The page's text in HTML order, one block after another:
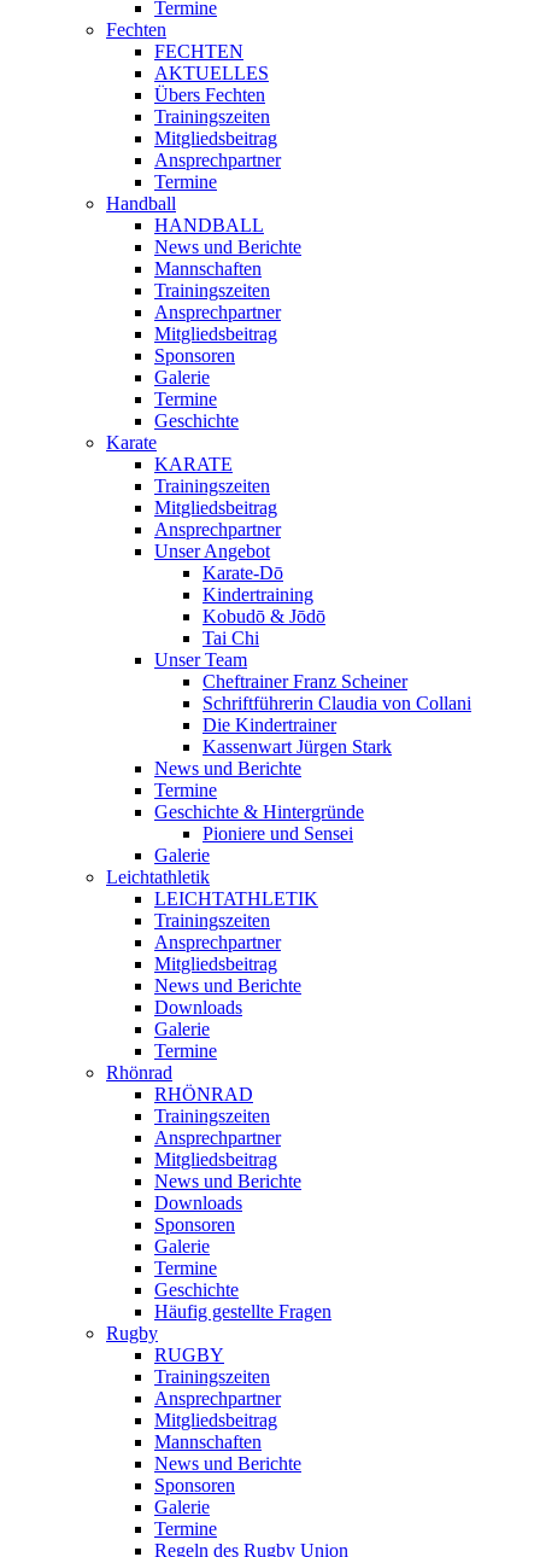
Termine
Fechten
FECHTEN
AKTUELLES
Übers Fechten
Trainingszeiten
Mitgliedsbeitrag
Ansprechpartner
Termine
Handball
HANDBALL
News und Berichte
Mannschaften
Trainingszeiten
Ansprechpartner
Mitgliedsbeitrag
Sponsoren
Galerie
Termine
Geschichte
Karate
KARATE
Trainingszeiten
Mitgliedsbeitrag
Ansprechpartner
Unser Angebot
Karate-Dō
Kindertraining
Kobudō & Jōdō
Tai Chi
Unser Team
Cheftrainer Franz Scheiner
Schriftführerin Claudia von Collani
Die Kindertrainer
Kassenwart Jürgen Stark
News und Berichte
Termine
Geschichte & Hintergründe
Pioniere und Sensei
Galerie
Leichtathletik
LEICHTATHLETIK
Trainingszeiten
Ansprechpartner
Mitgliedsbeitrag
News und Berichte
Downloads
Galerie
Termine
Rhönrad
RHÖNRAD
Trainingszeiten
Ansprechpartner
Mitgliedsbeitrag
News und Berichte
Downloads
Sponsoren
Galerie
Termine
Geschichte
Häufig gestellte Fragen
Rugby
RUGBY
Trainingszeiten
Ansprechpartner
Mitgliedsbeitrag
Mannschaften
News und Berichte
Sponsoren
Galerie
Termine
Regeln des Rugby Union